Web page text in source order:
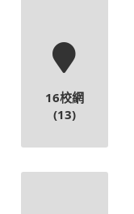
16校網
(13)